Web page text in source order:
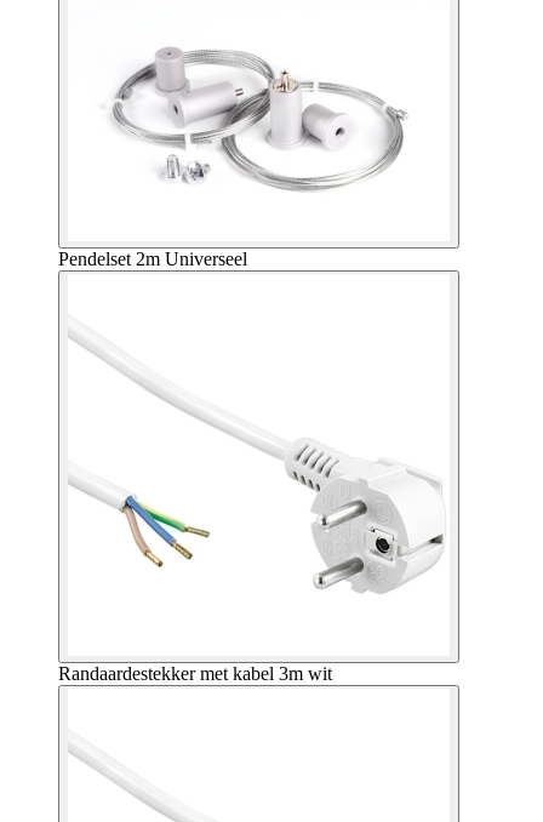
Pendelset 2m Universeel
Randaardestekker met kabel 3m wit